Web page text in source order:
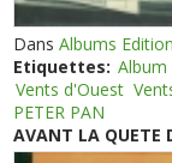
DansAlbums
Etiquettes: Album
Vents d'Ouest
PETER PAN
AVANT LA QUETE